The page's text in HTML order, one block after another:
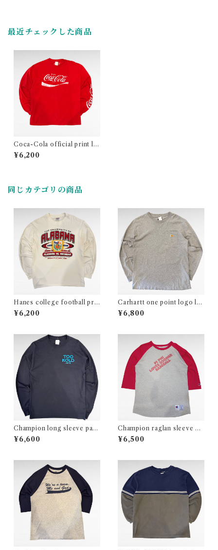
最近チェックした商品
Coca-Cola official print lo
ng sleeve t-shirt
¥6,200
同じカテゴリの商品
Hanes college football prin
t long sleeve t-shirt
¥6,200
Carhartt one point logo lo
ng sleeve pocket t-shirt
¥6,800
Champion long sleeve paro
dy print t-shirt
¥6,600
Champion raglan sleeve ba
seball print t-shirt
¥6,500